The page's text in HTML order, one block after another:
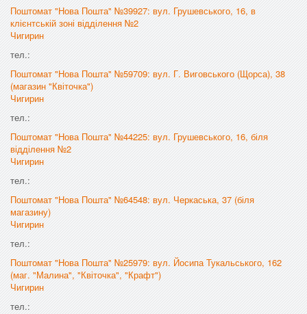
Поштомат "Нова Пошта" №39927: вул. Грушевського, 16, в
клієнтській зоні відділення №2
Чигирин
тел.:
Поштомат "Нова Пошта" №59709: вул. Г. Виговського (Щорса), 38
(магазин "Квіточка")
Чигирин
тел.:
Поштомат "Нова Пошта" №44225: вул. Грушевського, 16, біля
відділення №2
Чигирин
тел.:
Поштомат "Нова Пошта" №64548: вул. Черкаська, 37 (біля
магазину)
Чигирин
тел.:
Поштомат "Нова Пошта" №25979: вул. Йосипа Тукальського, 162
(маг. "Малина", "Квіточка", "Крафт")
Чигирин
тел.: